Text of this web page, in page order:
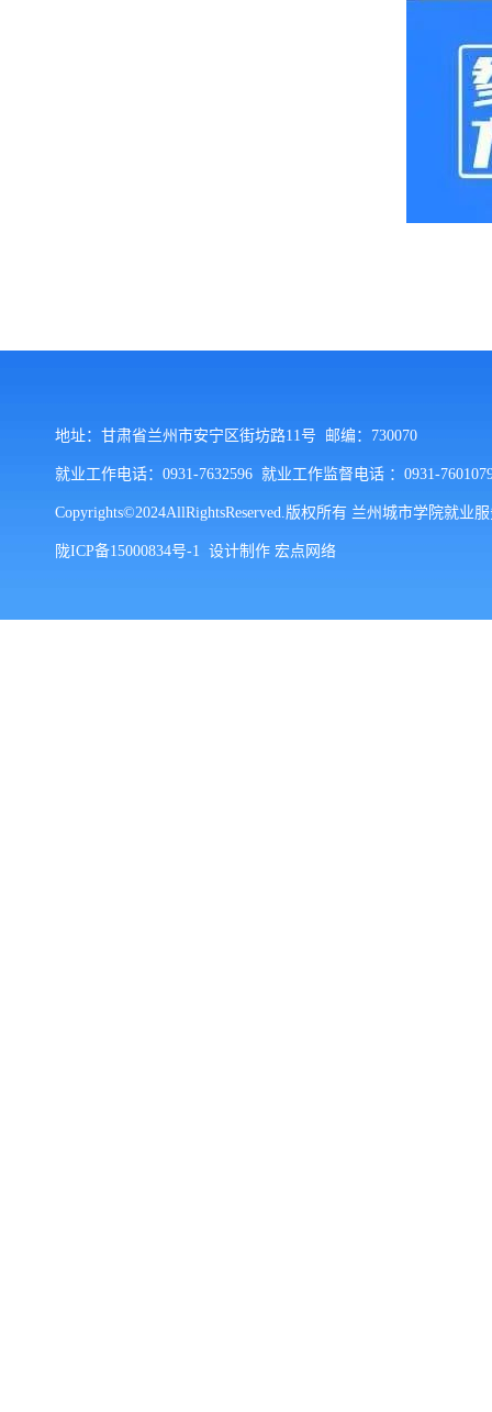
地址：甘肃省兰州市安宁区街坊路11号 邮编：730070
就业工作电话：0931-7632596 就业工作监督电话 ：0931-
Copyrights©2024AllRightsReserved.版权所有 兰州城市学院就业
陇ICP备15000834号-1 设计制作 宏点网络